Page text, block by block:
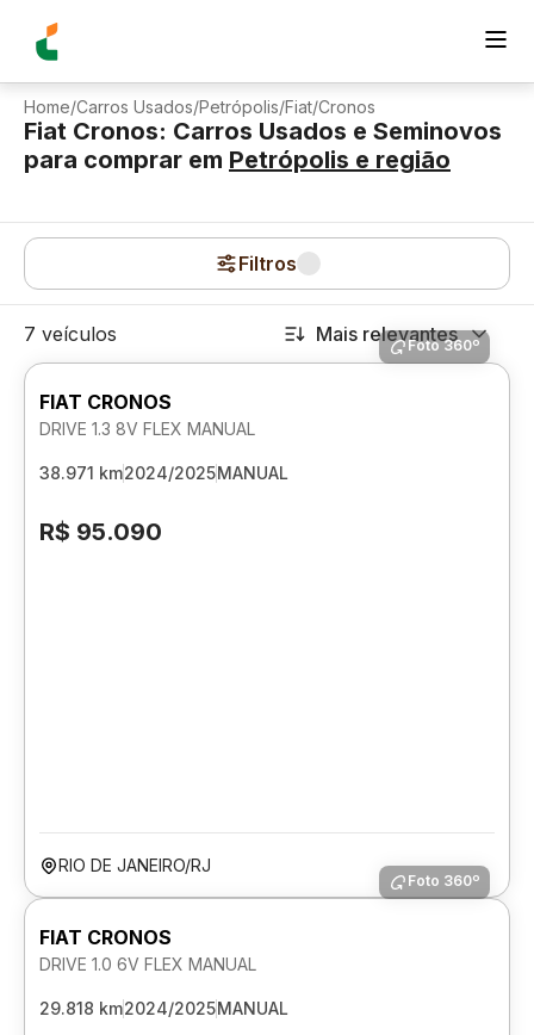
Home/Carros Usados/Petrópolis/Fiat/Cronos
Fiat Cronos: Carros Usados e Seminovos
para comprar em Petrópolis e região
Filtros
7 veículos Mais relevantes
Foto 360º
FIAT CRONOS
DRIVE 1.3 8V FLEX MANUAL
38.971 km2024/2025MANUAL
R$ 95.090
RIO DE JANEIRO/RJ
Foto 360º
FIAT CRONOS
DRIVE 1.0 6V FLEX MANUAL
29.818 km2024/2025MANUAL